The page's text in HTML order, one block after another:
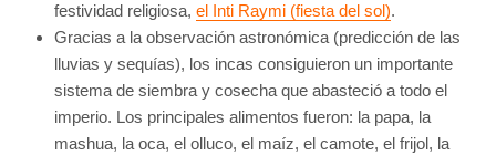
festividad religiosa, el Inti Raymi (fiesta del sol).
Gracias a la observación astronómica (predicción de las
lluvias y sequías), los incas consiguieron un importante
sistema de siembra y cosecha que abasteció a todo el
imperio. Los principales alimentos fueron: la papa, la
mashua, la oca, el olluco, el maíz, el camote, el frijol, la